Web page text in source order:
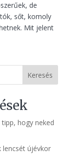
de
sőt, komoly
Mit jelent
Keresés
hogy neked
lencsét újévkor